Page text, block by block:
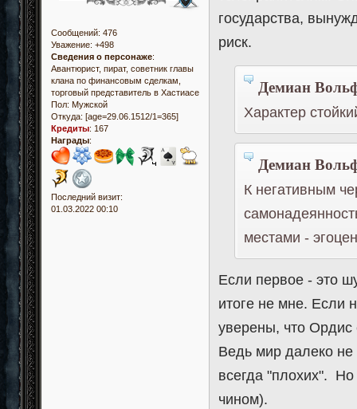
Сообщений: 476
Уважение: +498
Сведения о персонаже:
Авантюрист, пират, советник главы
клана по финансовым сделкам,
торговый представитель в Хастиасе
Пол: Мужской
Откуда: [age=29.06.1512/1=365]
Кредиты: 167
Награды:
Последний визит:
01.03.2022 00:10
государства,
риск.
Демиан
Характер
Демиан
К негативным
местами -
Если первое - это
итоге не мне. Если
уверены, что Ордис
Ведь мир далеко
всегда "плохих".
чином).